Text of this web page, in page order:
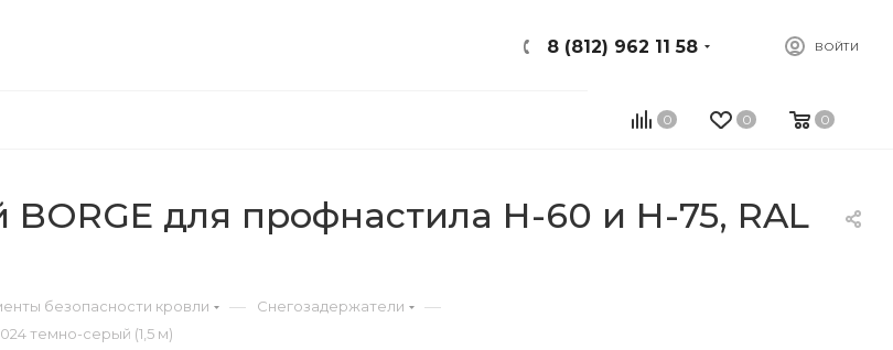
ВОЙТИ
8 (812) 962 11 58
0 0 0
для профнастила Н-60 и Н-75, RAL
безопасности кровли — Снегозадержатели —
темно-серый (1,5 м)